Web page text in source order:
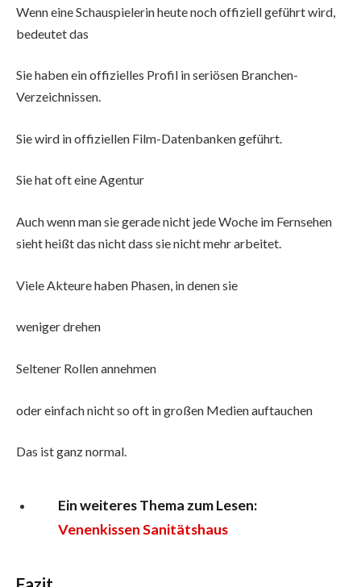
Wenn eine Schauspielerin heute noch offiziell geführt wird,
bedeutet das
Sie haben ein offizielles Profil in seriösen Branchen-
Verzeichnissen.
Sie wird in offiziellen Film-Datenbanken geführt.
Sie hat oft eine Agentur
Auch wenn man sie gerade nicht jede Woche im Fernsehen
sieht heißt das nicht dass sie nicht mehr arbeitet.
Viele Akteure haben Phasen, in denen sie
weniger drehen
Seltener Rollen annehmen
oder einfach nicht so oft in großen Medien auftauchen
Das ist ganz normal.
Ein weiteres Thema zum Lesen:
Venenkissen Sanitätshaus